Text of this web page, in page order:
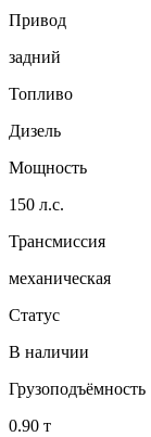
Привод
задний
Топливо
Дизель
Мощность
150 л.с.
Трансмиссия
механическая
Статус
В наличии
Грузоподъёмность
0.90 т